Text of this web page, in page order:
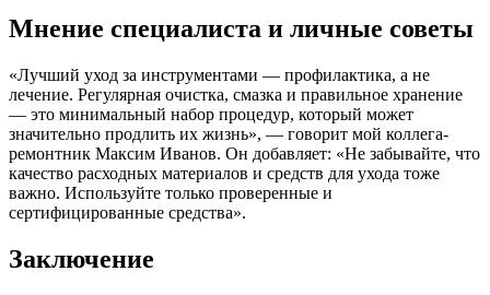
Мнение специалиста и личные советы
«Лучший уход за инструментами — профилактика, а не
лечение. Регулярная очистка, смазка и правильное хранение
— это минимальный набор процедур, который может
значительно продлить их жизнь», — говорит мой коллега-
ремонтник Максим Иванов. Он добавляет: «Не забывайте, что
качество расходных материалов и средств для ухода тоже
важно. Используйте только проверенные и
сертифицированные средства».
Заключение